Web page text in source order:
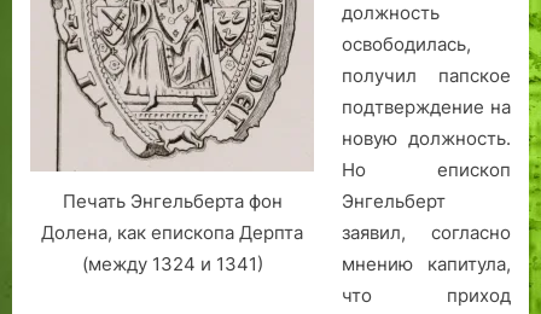
Печать Энгельберта фон
Долена, как епископа Дерпта
(между 1324 и 1341)
должность
освободилась,
получил папское
подтверждение на
новую должность.
Но епископ
Энгельберт
заявил, согласно
мнению капитула,
что приход